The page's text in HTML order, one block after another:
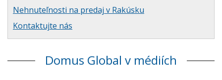
Nehnuteľnosti na predaj v Rakúsku
Kontaktujte nás
Domus Global v médiích